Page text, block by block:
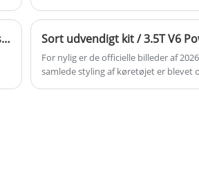
Moderne Automotive Advanced Technology Research Center - Joint Lab åbnes med fokus på innovation inden for udvikling af smart cockpit.
For nylig er de officielle billeder af
samlede styling af køretøjet er